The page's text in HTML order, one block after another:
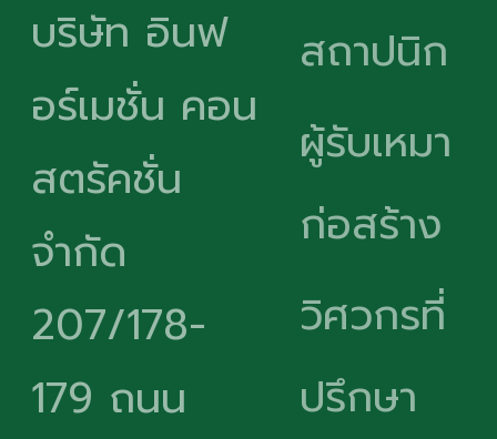
บริษัท อินฟ
อร์เมชั่น คอน
สตรัคชั่น
จำกัด
207/178-
179 ถนน
สถาปนิก
ผู้รับเหมา
ก่อสร้าง
วิศวกรที่
ปรึกษา